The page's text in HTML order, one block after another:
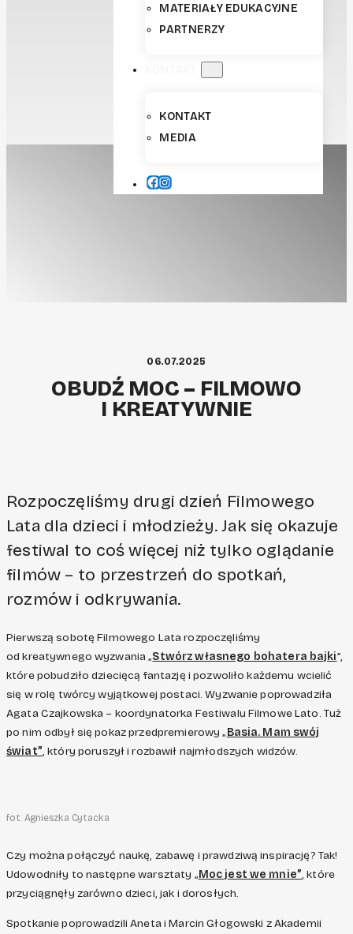
MATERIAŁY EDUKACYJNE
PARTNERZY
KONTAKT
MEDIA
FACEBOOK
INSTAGRAM
06.07.2025
OBUDŹ MOC – FILMOWO
I KREATYWNIE
Rozpoczęliśmy drugi dzień Filmowego
Lata dla dzieci i młodzieży. Jak się okazuje
festiwal to coś więcej niż tylko oglądanie
filmów – to przestrzeń do spotkań,
rozmów i odkrywania.
Pierwszą sobotę Filmowego Lata rozpoczęliśmy
od kreatywnego wyzwania „Stwórz własnego bohatera bajki”,
które pobudziło dziecięcą fantazję i pozwoliło każdemu wcielić
się w rolę twórcy wyjątkowej postaci. Wyzwanie poprowadziła
Agata Czajkowska – koordynatorka Festiwalu Filmowe Lato. Tuż
po nim odbył się pokaz przedpremierowy „Basia. Mam swój
świat”, który poruszył i rozbawił najmłodszych widzów.
fot. Agnieszka Cytacka
Czy można połączyć naukę, zabawę i prawdziwą inspirację? Tak!
Udowodniły to następne warsztaty „Moc jest we mnie”, które
przyciągnęły zarówno dzieci, jak i dorosłych.
Spotkanie poprowadzili Aneta i Marcin Głogowski z Akademii